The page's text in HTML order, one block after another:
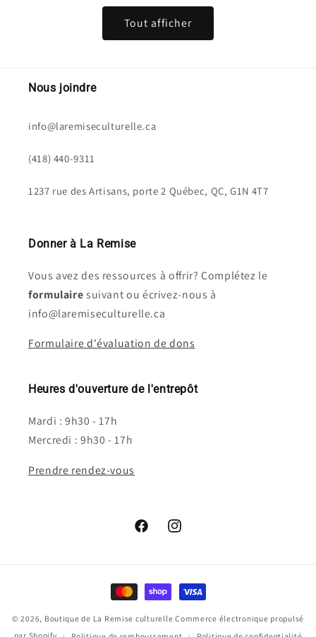
Tout afficher
Nous joindre
info@laremiseculturelle.ca
(418) 440-9311
1237 rue des Artisans, porte 2 Québec, QC, G1N 4T7
Donner à La Remise
Vous avez des ressources à offrir? Complétez le
formulairesuivant ou écrivez-nous à
info@laremiseculturelle.ca
Formulaire d'évaluation de dons
Heures d'ouverture de l'entrepôt
Mardi : 9h30 - 17h
Mercredi : 9h30 - 17h
Prendre rendez-vous
FacebookInstagram
Moyens
de
paiement
© 2026, Boutique de La Remise culturelle Commerce électronique propulsé